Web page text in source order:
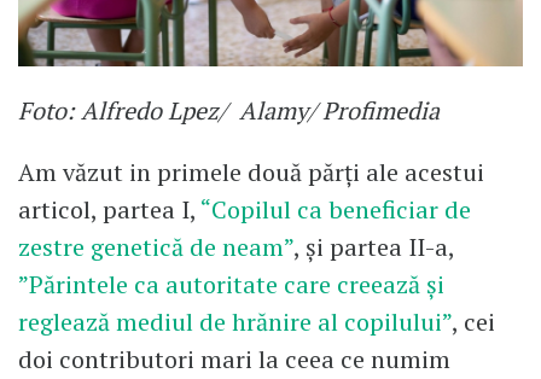
Foto: Alfredo Lpez/ Alamy/ Profimedia
Am văzut in primele două părți ale acestui
articol, partea I, “Copilul ca beneficiar de
zestre genetică de neam”, și partea II-a,
”Părintele ca autoritate care creează și
reglează mediul de hrănire al copilului”, cei
doi contributori mari la ceea ce numim